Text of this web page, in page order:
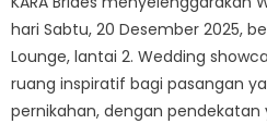
hari Sabtu, 20 Desember 2025,
Lounge, lantai 2. Wedding
ruang inspiratif bagi pasangan
pernikahan, dengan pendekatan